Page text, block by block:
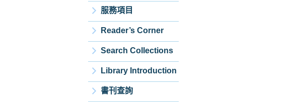
服務項目
Reader’s Corner
Search Collections
Library Introduction
書刊查詢